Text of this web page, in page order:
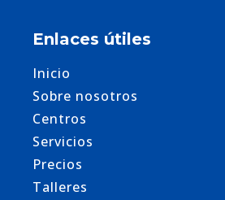
Enlaces útiles
Inicio
Sobre nosotros
Centros
Servicios
Precios
Talleres